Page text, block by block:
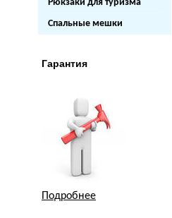
Рюкзаки для туризма
Спальные мешки
Гарантия
Подробнее